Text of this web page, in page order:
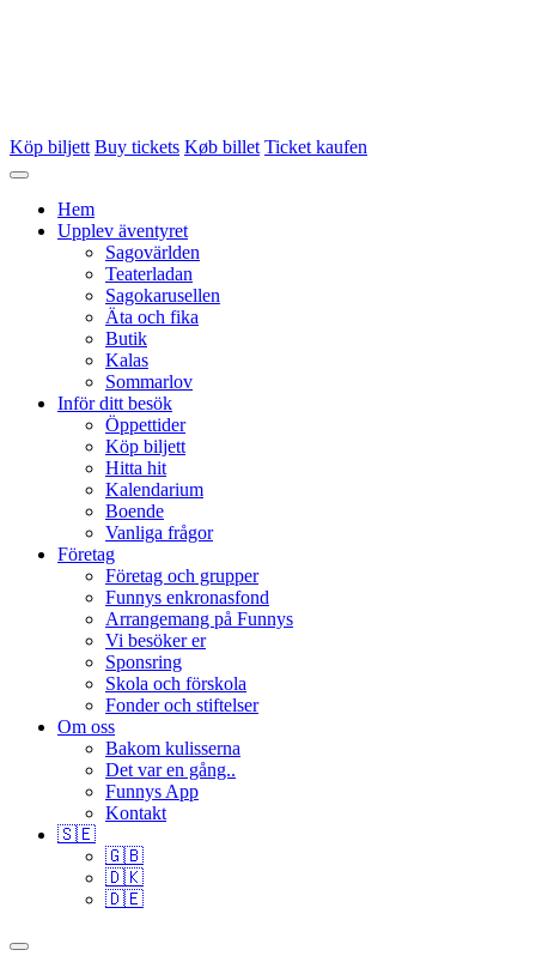
Köp biljett Buy tickets Køb billet Ticket kaufen
Hem
Upplev äventyret
Sagovärlden
Teaterladan
Sagokarusellen
Äta och fika
Butik
Kalas
Sommarlov
Inför ditt besök
Öppettider
Köp biljett
Hitta hit
Kalendarium
Boende
Vanliga frågor
Företag
Företag och grupper
Funnys enkronasfond
Arrangemang på Funnys
Vi besöker er
Sponsring
Skola och förskola
Fonder och stiftelser
Om oss
Bakom kulisserna
Det var en gång..
Funnys App
Kontakt
🇸🇪
🇬🇧
🇩🇰
🇩🇪